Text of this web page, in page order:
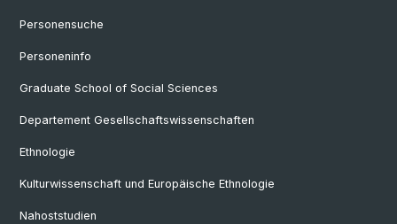
Personensuche
Personeninfo
Graduate School of Social Sciences
Departement Gesellschaftswissenschaften
Ethnologie
Kulturwissenschaft und Europäische Ethnologie
Nahoststudien